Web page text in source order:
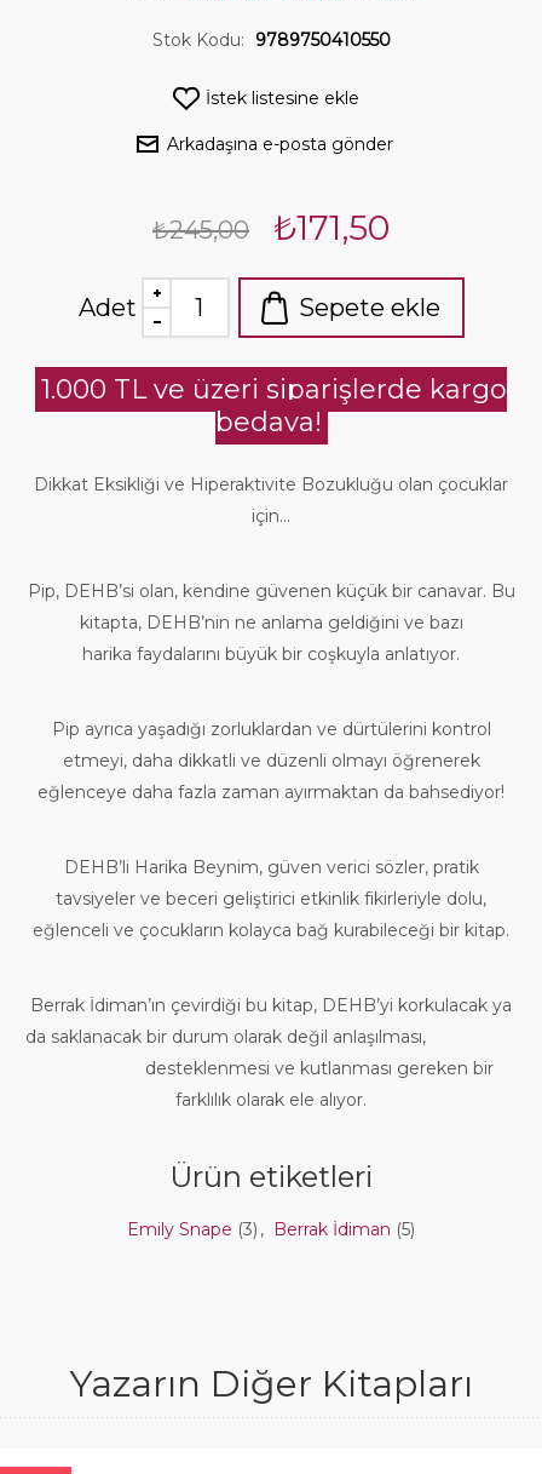
Stok Kodu: 9789750410550
İstek listesine ekle
Arkadaşına e-posta gönder
₺245,00 ₺171,50
Adet Sepete ekle
1.000 TL ve üzeri siparişlerde kargo
bedava!
Dikkat Eksikliği ve Hiperaktivite Bozukluğu olan çocuklar
için...
Pip, DEHB’si olan, kendine güvenen küçük bir canavar. Bu
kitapta, DEHB’nin ne anlama geldiğini ve bazı
harika faydalarını büyük bir coşkuyla anlatıyor.
Pip ayrıca yaşadığı zorluklardan ve dürtülerini kontrol
etmeyi, daha dikkatli ve düzenli olmayı öğrenerek
eğlenceye daha fazla zaman ayırmaktan da bahsediyor!
DEHB’li Harika Beynim, güven verici sözler, pratik
tavsiyeler ve beceri geliştirici etkinlik fikirleriyle dolu,
eğlenceli ve çocukların kolayca bağ kurabileceği bir kitap.
Berrak İdiman’ın çevirdiği bu kitap, DEHB’yi korkulacak ya
da saklanacak bir durum olarak değil anlaşılması,
desteklenmesi ve kutlanması gereken bir
farklılık olarak ele alıyor.
Ürün etiketleri
Emily Snape (3) , Berrak İdiman (5)
Yazarın Diğer Kitapları